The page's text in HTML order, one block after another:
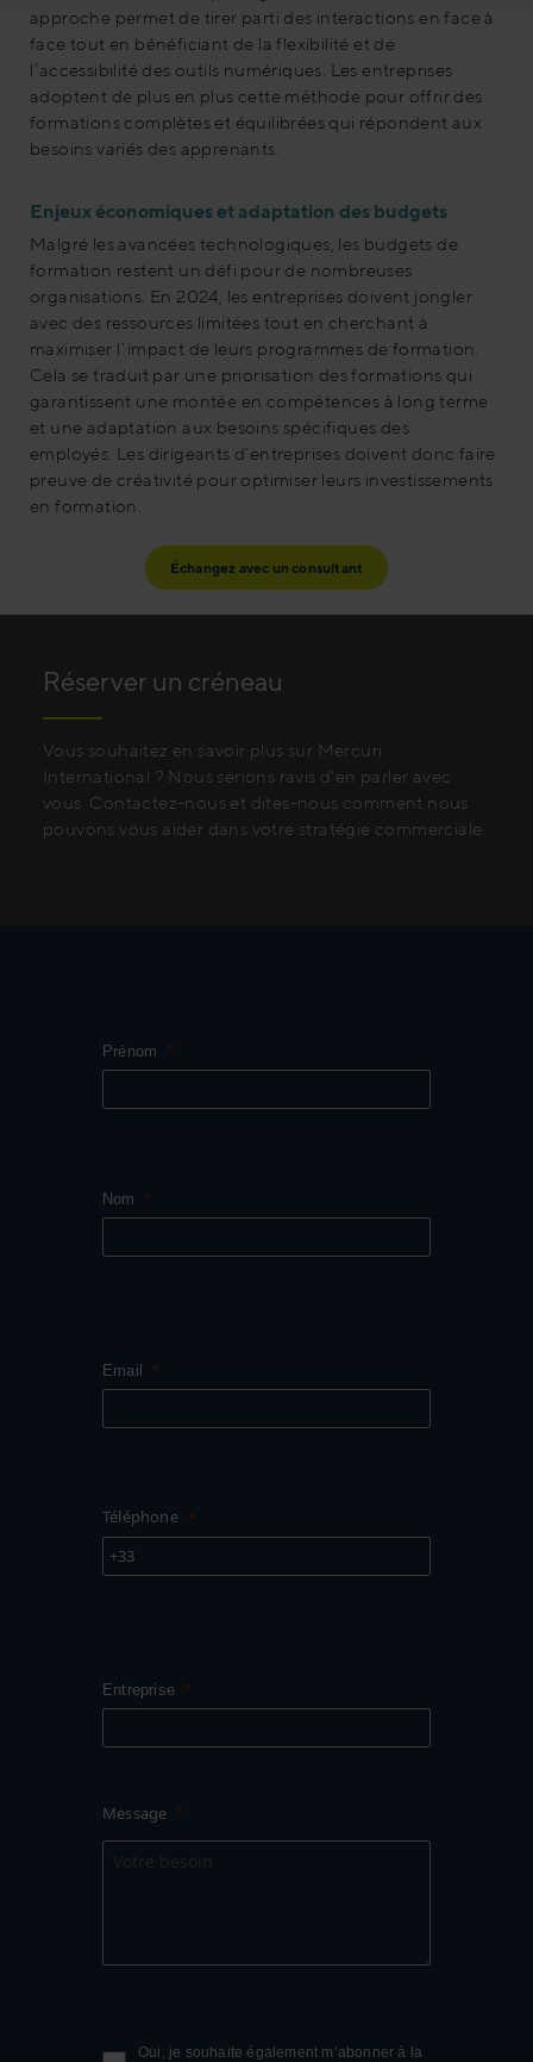
approche permet de tirer parti des interactions en face à
face tout en bénéficiant de la flexibilité et de
l’accessibilité des outils numériques . Les entreprises
adoptent de plus en plus cette méthode pour offrir des
formations complètes et équilibrées qui répondent aux
besoins variés des apprenants.
Enjeux économiques et adaptation des budgets
Malgré les avancées technologiques, les budgets de
formation restent un défi pour de nombreuses
organisations. En 2024, les entreprises doivent jongler
avec des ressources limitées tout en cherchant à
maximiser l’impact de leurs programmes de formation.
Cela se traduit par une priorisation des formations qui
garantissent une montée en compétences à long terme
et une adaptation aux besoins spécifiques des
employés . Les dirigeants d’entreprises doivent donc faire
preuve de créativité pour optimiser leurs investissements
en formation.
Échangez avec un consultant
Réserver un créneau
Vous souhaitez en savoir plus sur Mercuri
International ? Nous serions ravis d'en parler avec
vous. Contactez-nous et dites-nous comment nous
pouvons vous aider dans votre stratégie commerciale.
Prénom
Nom
Email
Téléphone
+33
Entreprise
Message
Oui, je souhaite également m’abonner à la